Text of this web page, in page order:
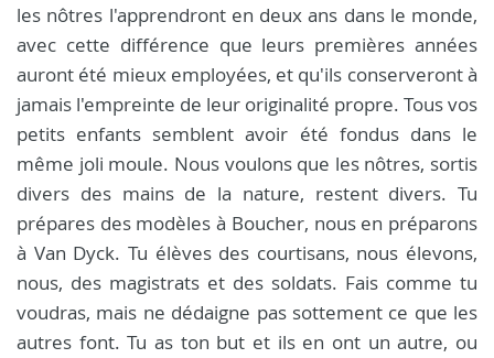
les nôtres l'apprendront en deux ans dans le monde,
avec cette différence que leurs premières années
auront été mieux employées, et qu'ils conserveront à
jamais l'empreinte de leur originalité propre. Tous vos
petits enfants semblent avoir été fondus dans le
même joli moule. Nous voulons que les nôtres, sortis
divers des mains de la nature, restent divers. Tu
prépares des modèles à Boucher, nous en préparons
à Van Dyck. Tu élèves des courtisans, nous élevons,
nous, des magistrats et des soldats. Fais comme tu
voudras, mais ne dédaigne pas sottement ce que les
autres font. Tu as ton but et ils en ont un autre, ou